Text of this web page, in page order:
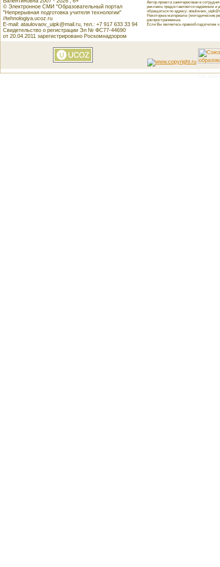
© Электронное СМИ "Образовательный портал
"Непрерывная подготовка учителя технологии"
//tehnologiya.ucoz.ru
E-mail: ataulovaov_uipk@mail.ru, тел.: +7 917 633 33 94
Свидетельство о регистрации Эл № ФС77-44690
от 20.04.2011 зарегистрировано Роскомнадзором
Автор проекта заинтересован в
рекламы предоставляется надёжным и
обращаться по адресу:
Некоторые материалы (методические
распространяемые.
Если Вы являетесь правообладателем